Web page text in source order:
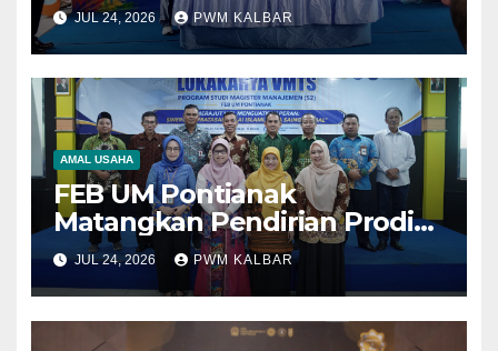
Dukung Pemenuhan Hak
Anak yang sedang Jalani
Pembinaan Khusus
JUL 24, 2026 PWM KALBAR
AMAL USAHA
FEB UM Pontianak
Matangkan Pendirian Prodi
Magister Manajemen,
Libatkan Berbagai
Pemangku Kepentingan
Susun Visi dan Misi
JUL 24, 2026 PWM KALBAR